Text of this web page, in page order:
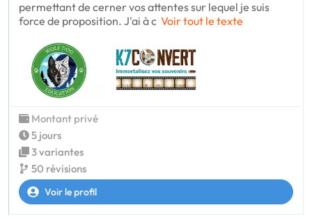
permettant de cerner vos attentes sur lequel je suis
force de proposition. J'ai à c Voir tout le texte
Montant privé
5 jours
3 variantes
50 révisions
Voir le profil